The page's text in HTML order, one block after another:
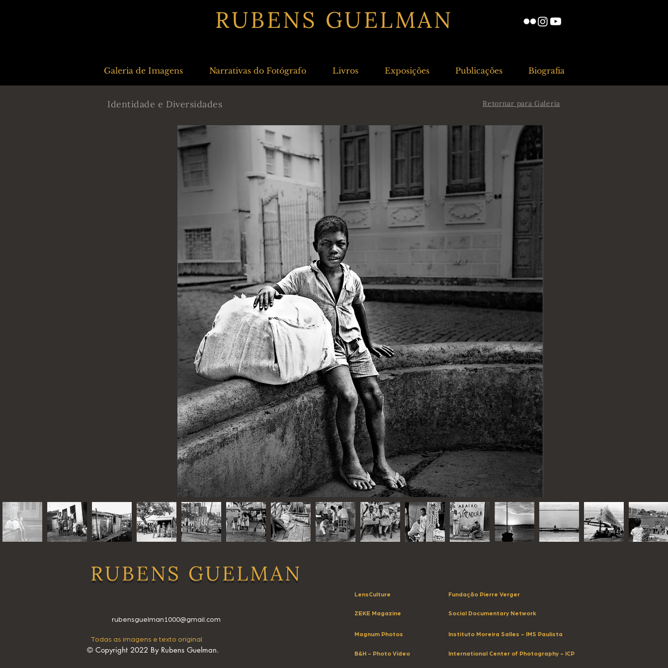
RUBENS GUELMAN
Galeria de Imagens Narrativas do Fotógrafo Livros Exposições Publicações Biografia
Identidade e Diversidades Retornar para Galeria
RUBENS GUELMAN
rubensguelman1000@gmail.com
Todas as imagens e texto original
© Copyright 2022 By Rubens Guelman.
LensCulture
ZEKE Magazine
Magnum Photos
B&H - Photo Vídeo
Fundação Pierre Verger
Social Documentary Network
Instituto Moreira Salles - IMS Paulista
International Center of Photography - ICP